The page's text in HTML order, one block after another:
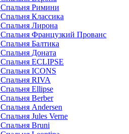
Спальня Римини
Спальня Классика
Спальня Лирона
Спальня Французкий Прованс
Спальня Балтика
Спальня Доната
Спальня ECLIPSE
Спальня ICONS
Спальня RIVA
Спальня Ellipse
Спальня Berber
Спальня Andersen
Спальня Jules Verne
Спальня Bruni